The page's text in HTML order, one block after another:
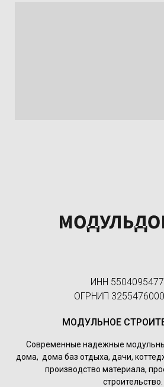
ИНН
ОГРНИП
МОДУЛЬНОЕ
Современные надежные
дома, дома баз отдыха, дачи,
производство материала,
строительство.